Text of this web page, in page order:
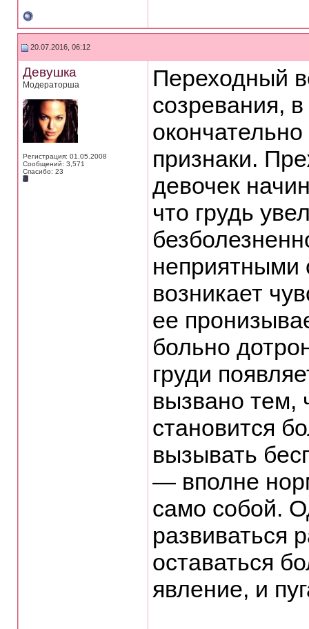
20.07.2016, 06:12
Девушка
Модераторша
Регистрация: 01.05.2008
Сообщений: 3,571
Спасибо: 23
Переходный
созревания,
признаки.
девочек
что грудь
возникает
ее
больно
груди
вызвано тем,
становится
вызывать
— вполне
само собой.
развиваться
оставаться
явление, и